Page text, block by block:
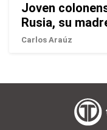
Joven
Rusia, su
Carlos Araúz